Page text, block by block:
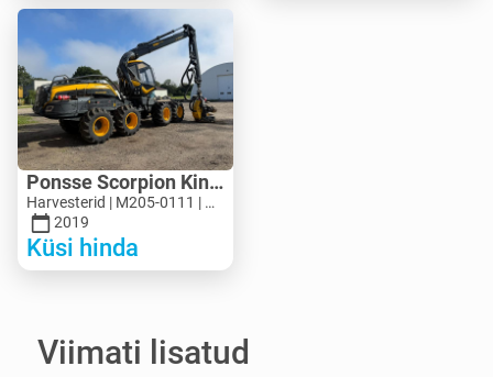
Ponsse Scorpion King
Harvesterid | M205-0111 | M205-0111
2019
Küsi hinda
Viimati lisatud